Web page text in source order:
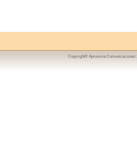
Copyright© Aproxima Comunicaciones